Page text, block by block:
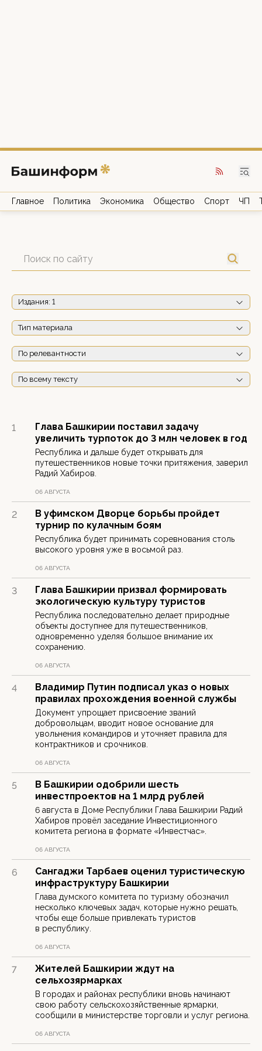
Главное Политика Экономика Общество Спорт ЧП
Издания: 1
Тип материала
По релевантности
По всему тексту
1
Глава Башкирии поставил задачу
увеличить турпоток до 3 млн человек в год
Республика и дальше будет открывать для
путешественников новые точки притяжения, заверил
Радий Хабиров.
06 АВГУСТА
2
В уфимском Дворце борьбы пройдет
турнир по кулачным боям
Республика будет принимать соревнования столь
высокого уровня уже в восьмой раз.
06 АВГУСТА
3
Глава Башкирии призвал формировать
экологическую культуру туристов
Республика последовательно делает природные
объекты доступнее для путешественников,
одновременно уделяя большое внимание их
сохранению.
06 АВГУСТА
4
Владимир Путин подписал указ о новых
правилах прохождения военной службы
Документ упрощает присвоение званий
добровольцам, вводит новое основание для
увольнения командиров и уточняет правила для
контрактников и срочников.
06 АВГУСТА
5
В Башкирии одобрили шесть
инвестпроектов на 1 млрд рублей
6 августа в Доме Республики Глава Башкирии Радий
Хабиров провёл заседание Инвестиционного
комитета региона в формате «Инвестчас».
06 АВГУСТА
6
Сангаджи Тарбаев оценил туристическую
инфраструктуру Башкирии
Глава думского комитета по туризму обозначил
несколько ключевых задач, которые нужно решать,
чтобы еще больше привлекать туристов
в республику.
06 АВГУСТА
7
Жителей Башкирии ждут на
сельхозярмарках
В городах и районах республики вновь начинают
свою работу сельскохозяйственные ярмарки,
сообщили в министерстве торговли и услуг региона.
06 АВГУСТА